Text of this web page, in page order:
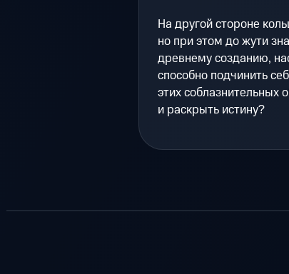
На другой стороне
но при этом до жути
древнему созданию,
способно подчинить
этих
и раскрыть истину?